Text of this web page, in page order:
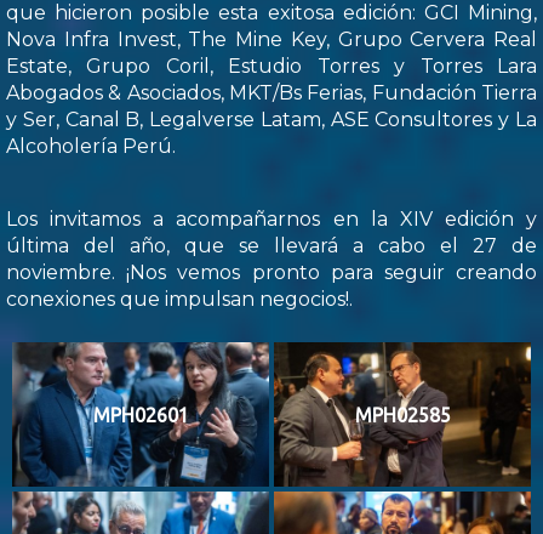
que hicieron posible esta exitosa edición: GCI Mining,
Nova Infra Invest, The Mine Key, Grupo Cervera Real
Estate, Grupo Coril, Estudio Torres y Torres Lara
Abogados & Asociados, MKT/Bs Ferias, Fundación Tierra
y Ser, Canal B, Legalverse Latam, ASE Consultores y La
Alcoholería Perú.
Los invitamos a acompañarnos en la XIV edición y
última del año, que se llevará a cabo el 27 de
noviembre. ¡Nos vemos pronto para seguir creando
conexiones que impulsan negocios!.
MPH02601 MPH02585